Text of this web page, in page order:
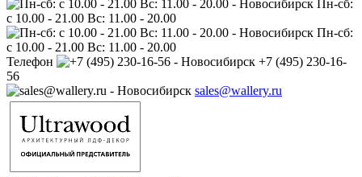
Пн-сб:
с 10.00 - 21.00 Вс: 11.00 - 20.00
Пн-сб:
с 10.00 - 21.00 Вс: 11.00 - 20.00
Телефон
+7 (495) 230-16-
56
sales@wallery.ru